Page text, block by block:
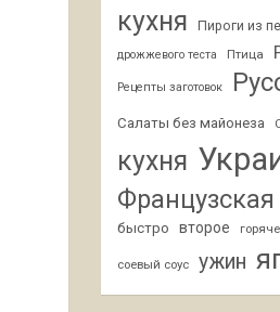
кухня
Пироги из
дрожжевого теста
Птица
Рецепты заготовок
Салаты без майонеза
кухня
Французская
быстро второе
соевый соус ужин